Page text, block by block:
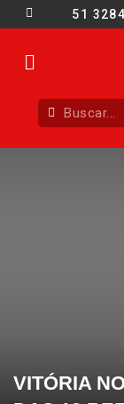
51
VITÓRIA